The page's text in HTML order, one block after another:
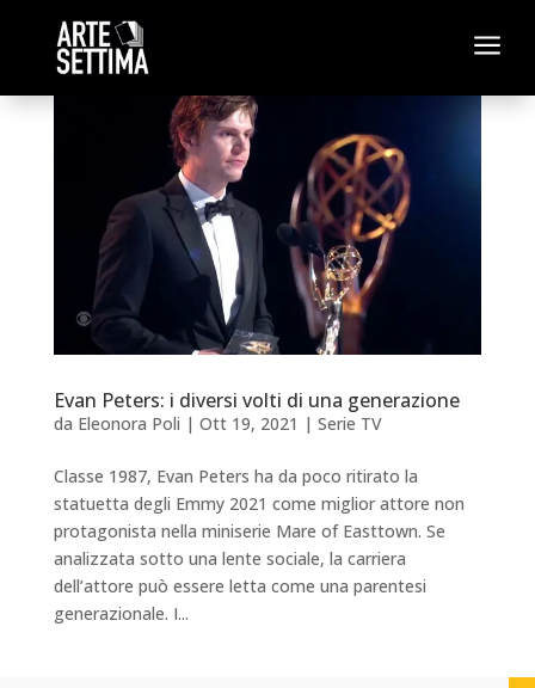
a
Evan Peters: i diversi volti di una generazione
da Eleonora Poli | Ott 19, 2021 | Serie TV
Classe 1987, Evan Peters ha da poco ritirato la
statuetta degli Emmy 2021 come miglior attore non
protagonista nella miniserie Mare of Easttown. Se
analizzata sotto una lente sociale, la carriera
dell’attore può essere letta come una parentesi
generazionale. I...